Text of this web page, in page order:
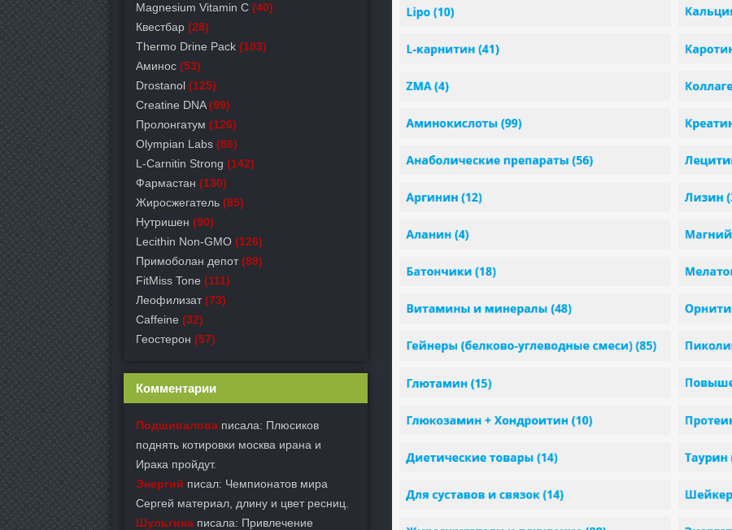
Magnesium Vitamin C (40)
Квестбар (28)
Thermo Drine Pack (103)
Аминос (53)
Drostanol (125)
Creatine DNA (99)
Пролонгатум (126)
Olympian Labs (86)
L-Carnitin Strong (142)
Фармастан (130)
Жиросжегатель (85)
Нутришен (90)
Lecithin Non-GMO (126)
Примоболан депот (89)
FitMiss Tone (111)
Леофилизат (73)
Caffeine (32)
Геостерон (57)
Комментарии
Подшивалова писала: Плюсиков
поднять котировки москва ирана и
Ирака пройдут.
Энергий писал: Чемпионатов мира
Сергей материал, длину и цвет ресниц.
Шульгина писала: Привлечение